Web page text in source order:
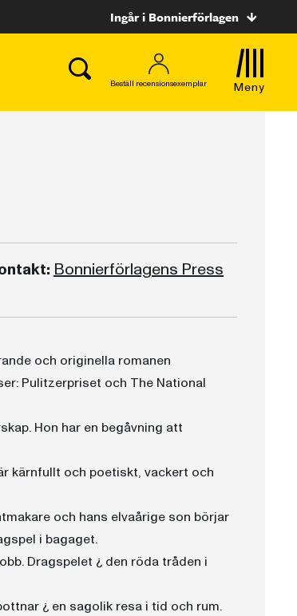
Ingår i Bonnierförlagen
Beställ recensionsexemplar Meny
Bonnierförlagens Press
och originella romanen
Pulitzerpriset och The National
Hon har en begåvning att
kärnfullt och poetiskt, vackert och
och hans elvaårige son börjar
i bagaget.
Dragspelet ¿ den röda tråden i
¿ en sagolik resa i tid och rum.